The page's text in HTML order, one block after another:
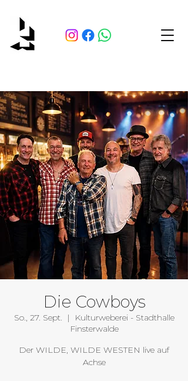
Die Cowboys
So., 27. Sept.
  |
Kulturweberei - Stadthalle
Finsterwalde
Der WILDE, WILDE WESTEN live auf
Achse